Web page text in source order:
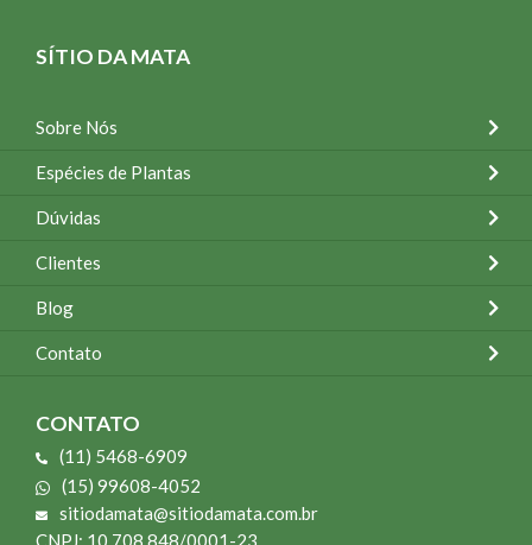
SÍTIO DA MATA
Sobre Nós
Espécies de Plantas
Dúvidas
Clientes
Blog
Contato
CONTATO
(11) 5468-6909
(15) 99608-4052
sitiodamata@sitiodamata.com.br
CNPJ: 10.708.848/0001-23